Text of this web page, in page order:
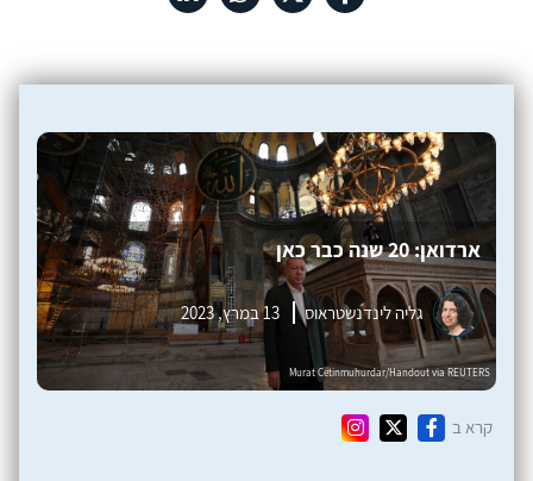
ארדואן: 20 שנה כבר כאן
גליה לינדנשטראוס 13 במרץ, 2023
קרא ב